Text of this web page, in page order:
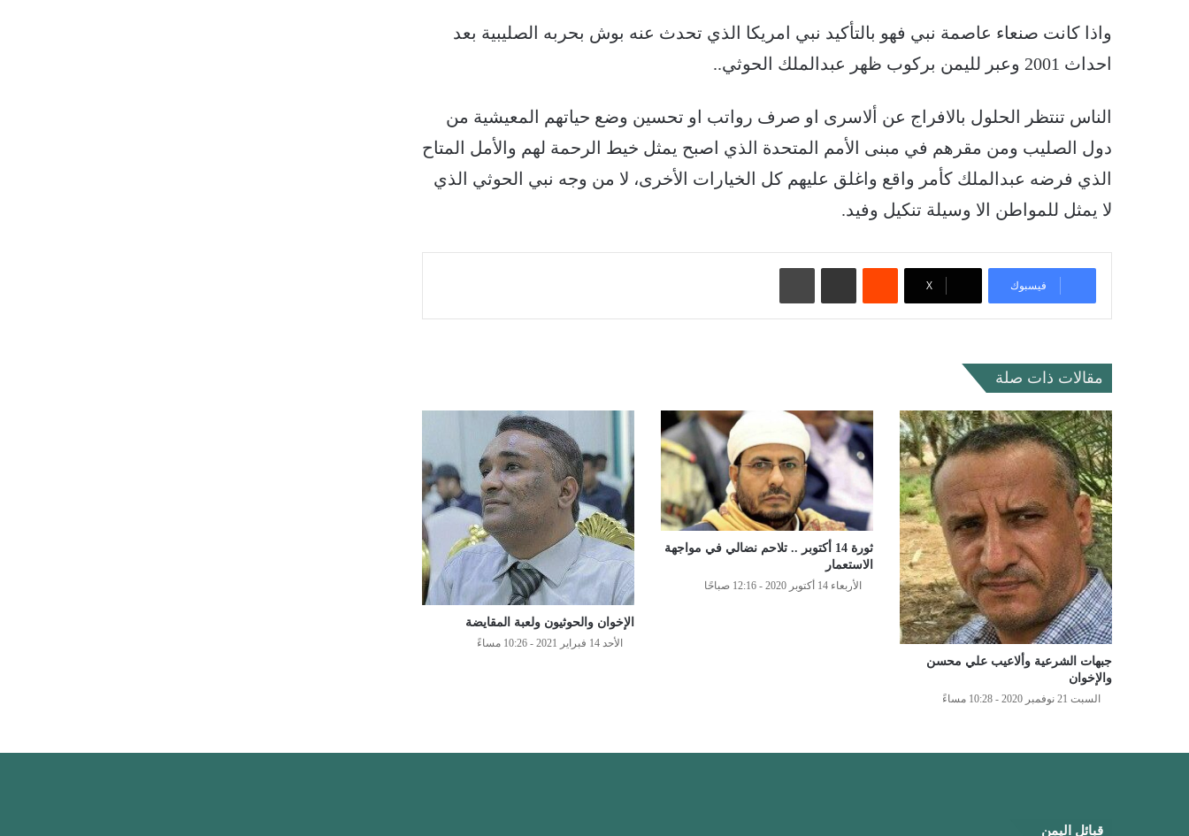
واذا كانت صنعاء عاصمة نبي فهو بالتأكيد نبي امريكا الذي تحدث عنه بوش بحربه الصليبية بعد
احداث 2001 وعبر لليمن بركوب ظهر عبدالملك الحوثي..
الناس تنتظر الحلول بالافراج عن ألاسرى او صرف رواتب او تحسين وضع حياتهم المعيشية من
دول الصليب ومن مقرهم في مبنى الأمم المتحدة الذي اصبح يمثل خيط الرحمة لهم والأمل المتاح
الذي فرضه عبدالملك كأمر واقع واغلق عليهم كل الخيارات الأخرى، لا من وجه نبي الحوثي الذي
لا يمثل للمواطن الا وسيلة تنكيل وفيد.
فيسبوك ‫X
مقالات ذات صلة
جبهات الشرعية وألاعيب علي محسن
والإخوان
السبت 21 نوفمبر 2020 - 10:28 مساءً
ثورة 14 أكتوبر .. تلاحم نضالي في مواجهة
الاستعمار
الأربعاء 14 أكتوبر 2020 - 12:16 صباحًا
الإخوان والحوثيون ولعبة المقايضة
الأحد 14 فبراير 2021 - 10:26 مساءً
قبائل اليمن